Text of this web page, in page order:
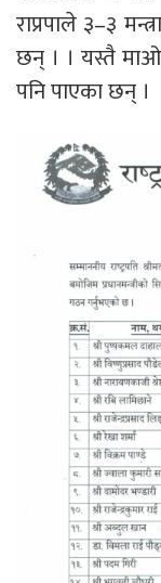
राप्रपाले ३–३
छन् । । यस्तै
पनि पाएका छन् ।